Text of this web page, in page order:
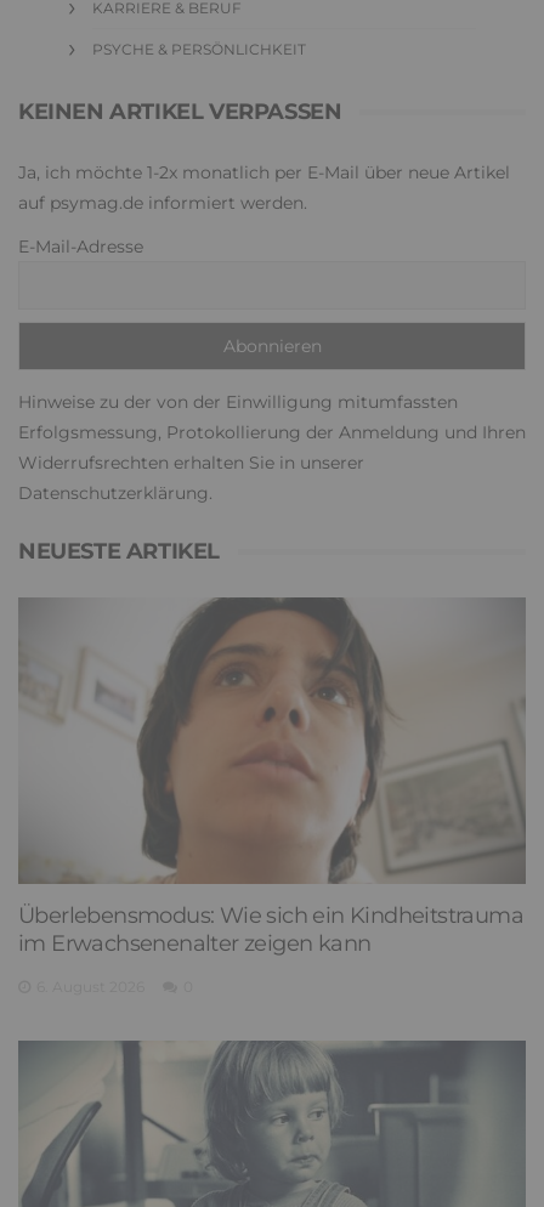
KARRIERE & BERUF
PSYCHE & PERSÖNLICHKEIT
KEINEN ARTIKEL VERPASSEN
Ja, ich möchte 1-2x monatlich per E-Mail über neue Artikel
auf psymag.de informiert werden.
E-Mail-Adresse
Hinweise zu der von der Einwilligung mitumfassten
Erfolgsmessung, Protokollierung der Anmeldung und Ihren
Widerrufsrechten erhalten Sie in unserer
Datenschutzerklärung.
NEUESTE ARTIKEL
Überlebensmodus: Wie sich ein Kindheitstrauma
im Erwachsenenalter zeigen kann